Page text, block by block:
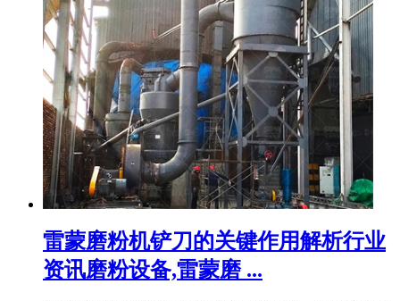
雷蒙磨粉机铲刀的关键作用解析行业
资讯磨粉设备,雷蒙磨 ...